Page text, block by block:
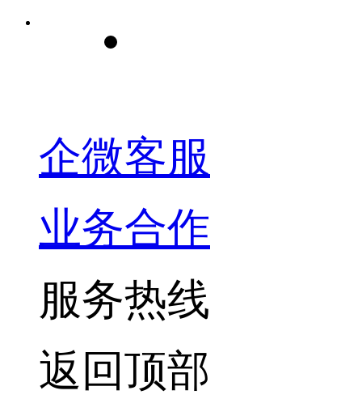
企微客服
业务合作
服务热线
返回顶部